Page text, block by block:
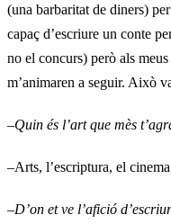
(una barbaritat de diners)
capaç d’escriure un conte
no el concurs) però als
m’animaren a seguir. Això
–Quin és l’art que mès
–Arts, l’escriptura, el
–D’on et ve l’afició